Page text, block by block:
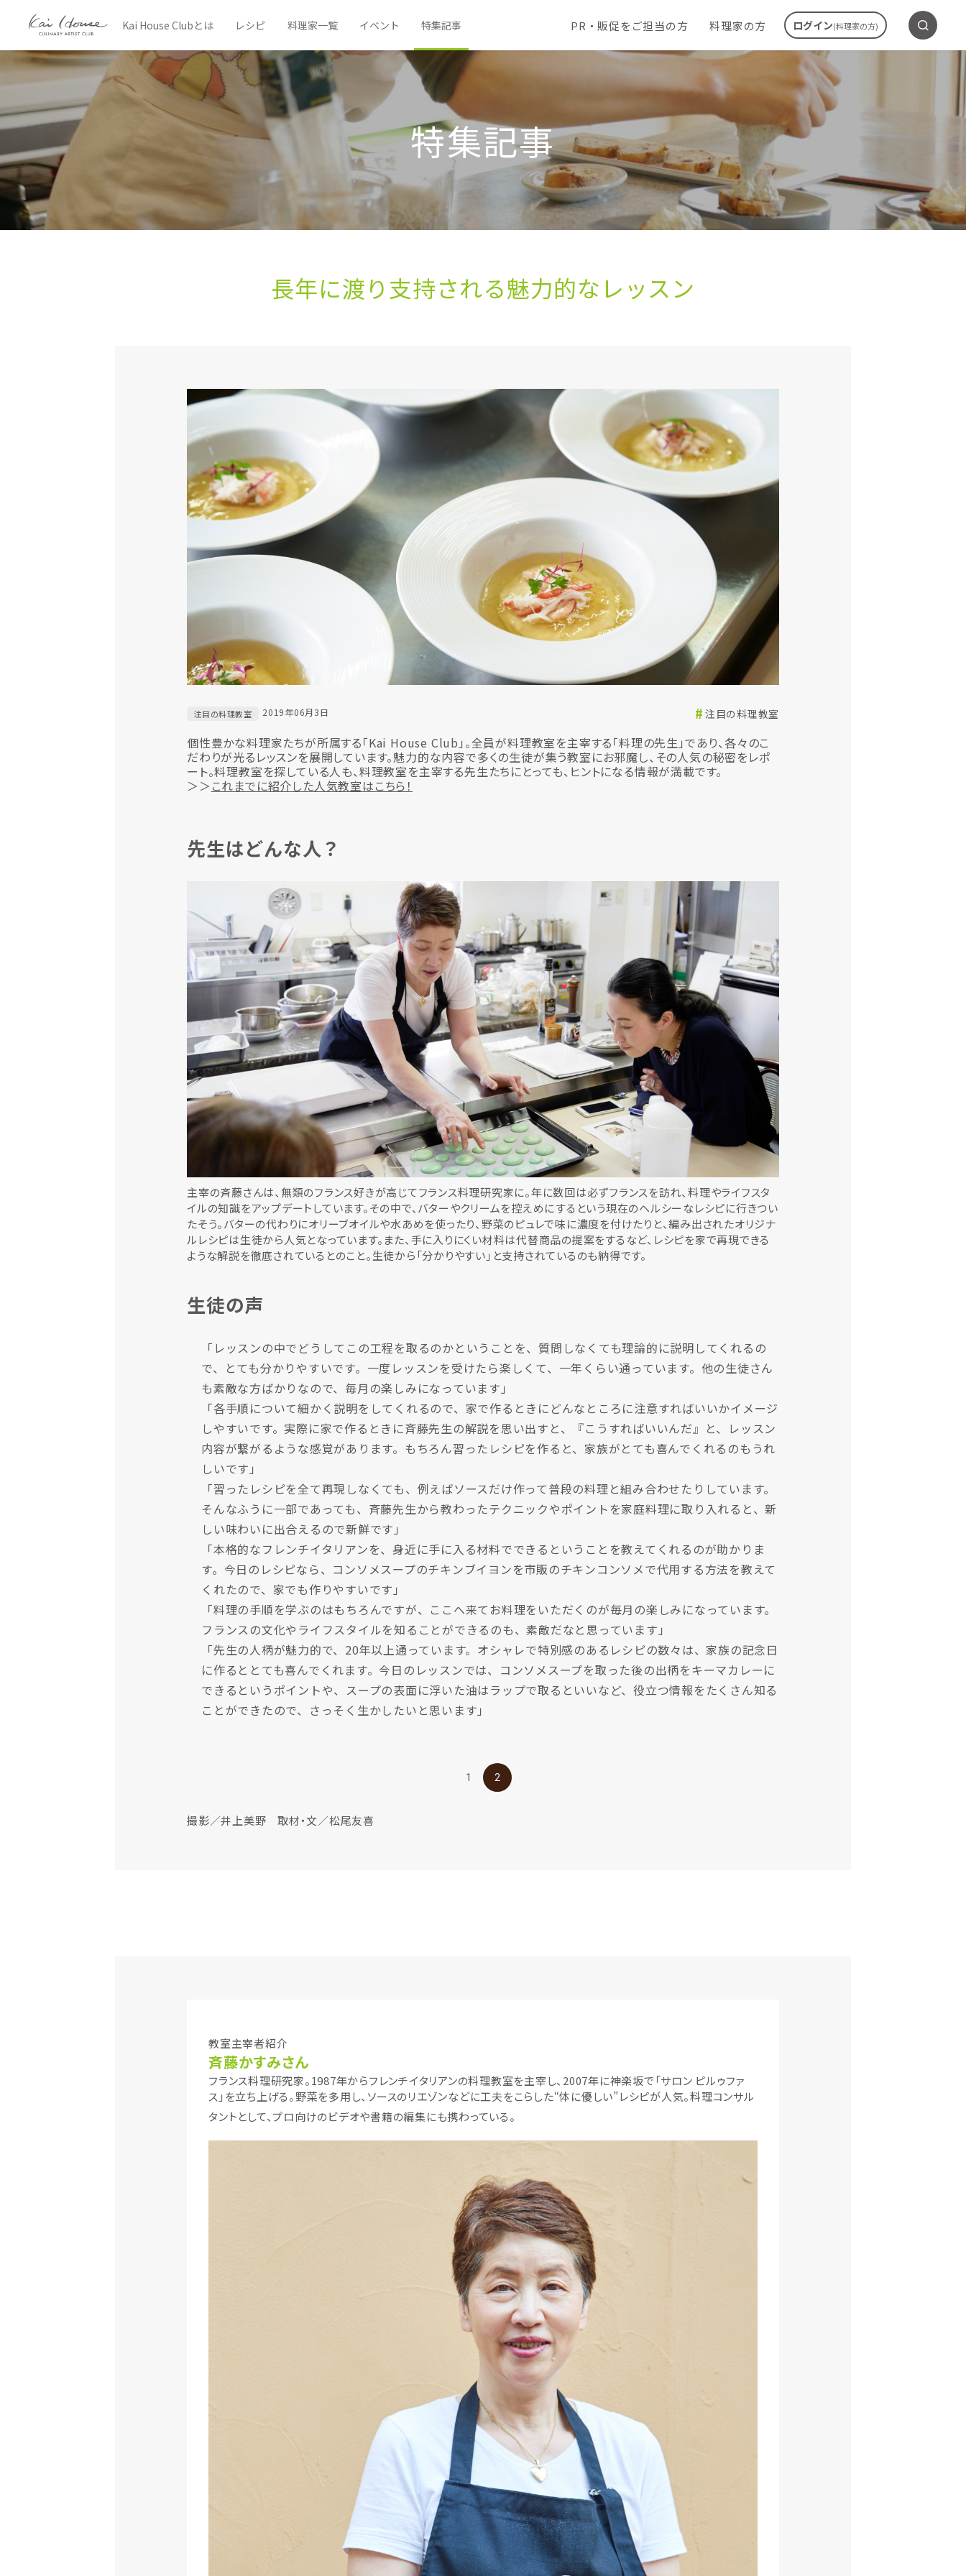
Kai House Clubとは レシピ 料理家一覧 イベント 特集記事 PR・販促をご担当の方 料理家の方 ログイン(料理家の方)
特集記事
長年に​渡り支持される​魅力的な​レッスン
注目の料理教室 2019年06月3日 注目の料理教室
個性豊かな料理家たちが所属する「Kai House Club」。全員が料理教室を主宰する「料理の先生」であり、各々のこ
だわりが光るレッスンを展開しています。魅力的な内容で多くの生徒が集う教室にお邪魔し、その人気の秘密をレポ
ート。料理教室を探している人も、料理教室を主宰する先生たちにとっても、ヒントになる情報が満載です。
＞＞ これまでに紹介した人気教室はこちら！
先生はどんな人？
主宰の斉藤さんは、無類のフランス好きが高じてフランス料理研究家に。年に数回は必ずフランスを訪れ、料理やライフスタ
イルの知識をアップデートしています。その中で、バターやクリームを控えめにするという現在のヘルシーなレシピに行きつい
たそう。バターの代わりにオリーブオイルや水あめを使ったり、野菜のピュレで味に濃度を付けたりと、編み出されたオリジナ
ルレシピは生徒から人気となっています。また、手に入りにくい材料は代替商品の提案をするなど、レシピを家で再現できる
ような解説を徹底されているとのこと。生徒から「分かりやすい」と支持されているのも納得です。
生徒の声
「レッスンの中でどうしてこの工程を取るのかということを、質問しなくても理論的に説明してくれるの
で、とても分かりやすいです。一度レッスンを受けたら楽しくて、一年くらい通っています。他の生徒さん
も素敵な方ばかりなので、毎月の楽しみになっています」
「各手順について細かく説明をしてくれるので、家で作るときにどんなところに注意すればいいかイメージ
しやすいです。実際に家で作るときに斉藤先生の解説を思い出すと、『こうすればいいんだ』と、レッスン
内容が繋がるような感覚があります。もちろん習ったレシピを作ると、家族がとても喜んでくれるのもうれ
しいです」
「習ったレシピを全て再現しなくても、例えばソースだけ作って普段の料理と組み合わせたりしています。
そんなふうに一部であっても、斉藤先生から教わったテクニックやポイントを家庭料理に取り入れると、新
しい味わいに出合えるので新鮮です」
「本格的なフレンチイタリアンを、身近に手に入る材料でできるということを教えてくれるのが助かりま
す。今日のレシピなら、コンソメスープのチキンブイヨンを市販のチキンコンソメで代用する方法を教えて
くれたので、家でも作りやすいです」
「料理の手順を学ぶのはもちろんですが、ここへ来てお料理をいただくのが毎月の楽しみになっています。
フランスの文化やライフスタイルを知ることができるのも、素敵だなと思っています」
「先生の人柄が魅力的で、20年以上通っています。オシャレで特別感のあるレシピの数々は、家族の記念日
に作るととても喜んでくれます。今日のレッスンでは、コンソメスープを取った後の出柄をキーマカレーに
できるというポイントや、スープの表面に浮いた油はラップで取るといいなど、役立つ情報をたくさん知る
ことができたので、さっそく生かしたいと思います」
1 2
撮影／井上美野 取材・文／松尾友喜
教室主宰者紹介
斉藤かすみさん
フランス料理研究家。1987年からフレンチイタリアンの料理教室を主宰し、2007年に神楽坂で「サロン ピルゥファ
ス」を立ち上げる。野菜を多用し、ソースのリエゾンなどに工夫をこらした“体に優しい”レシピが人気。料理コンサル
タントとして、プロ向けのビデオや書籍の編集にも携わっている。